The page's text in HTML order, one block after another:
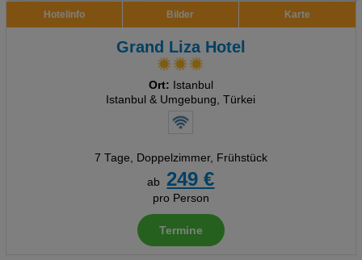
Hotelinfo Bilder Karte
Grand Liza Hotel
Ort: Istanbul
Istanbul & Umgebung, Türkei
7 Tage, Doppelzimmer, Frühstück
ab
249 €
pro Person
Termine